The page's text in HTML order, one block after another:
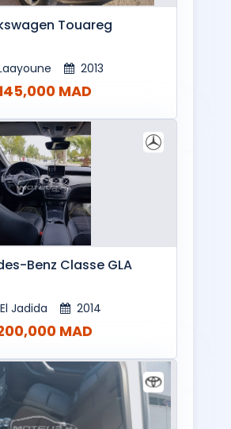
Touareg
2013
MAD
Benz Classe GLA
El Jadida 2014
MAD